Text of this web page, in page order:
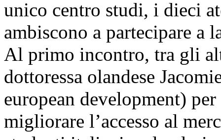
unico centro studi, i dieci
ambiscono a partecipare a
Al primo incontro, tra gli
dottoressa olandese
european development)
migliorare l’accesso al